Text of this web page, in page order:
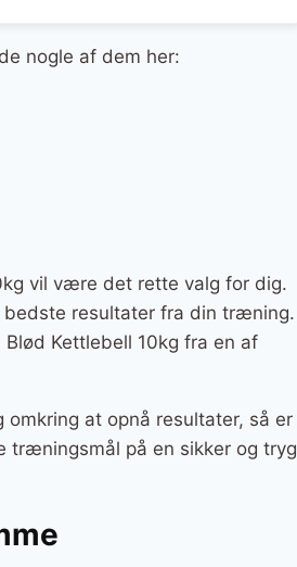
nogle af dem her:
vil være det rette valg for dig.
resultater fra din træning.
Kettlebell 10kg fra en af
at opnå resultater, så er
på en sikker og tryg